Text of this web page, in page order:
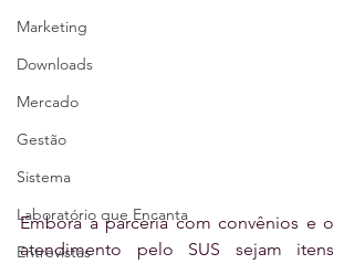
Marketing
Downloads
Mercado
Gestão
Sistema
Laboratório que Encanta
Entrevistas
Embora a parceria com convênios e o
atendimento pelo SUS sejam itens